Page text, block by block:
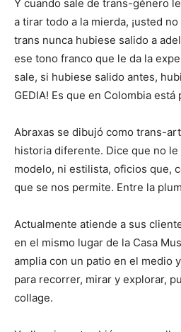
Y cuando sale de trans-género
a tirar todo a la mierda, ¡usted
trans nunca hubiese salido a
ese tono franco que le da la
sale, si hubiese salido antes,
GEDIA! Es que en Colombia
Abraxas se dibujó como trans-
historia diferente. Dice que no
modelo, ni estilista, oficios que,
que se nos permite. Entre la
Actualmente atiende a sus
en el mismo lugar de la Casa
amplia con un patio en el medio
para recorrer, mirar y explorar,
collage.